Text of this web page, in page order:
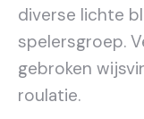
diverse lichte
spelersgroep.
gebroken
roulatie.